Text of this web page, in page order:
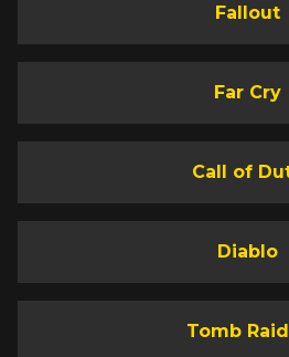
Fallout
Far Cry
Call of
Diablo
Tomb